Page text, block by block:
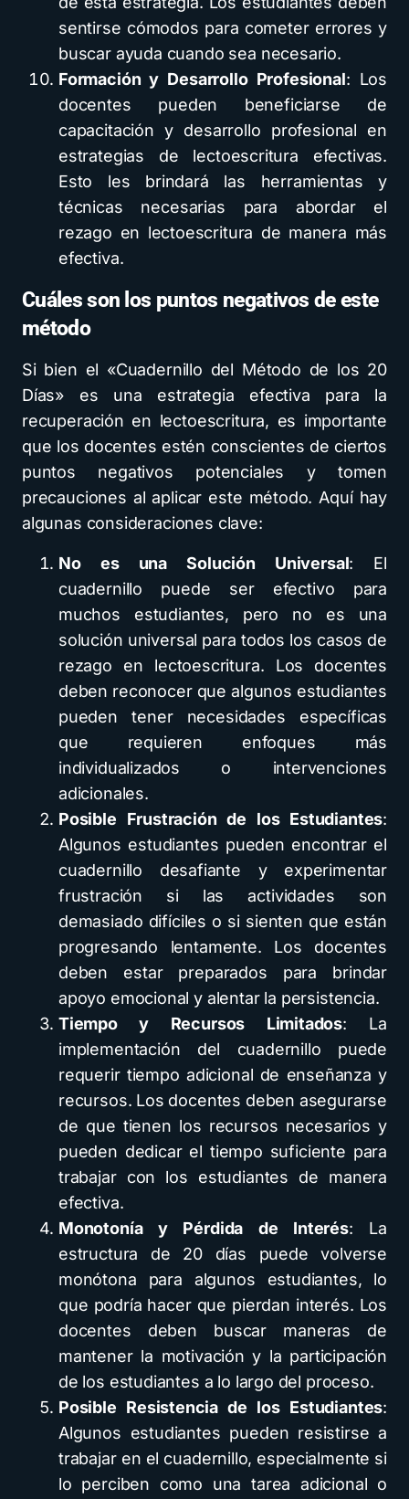
sentirse cómodos para cometer errores y
buscar ayuda cuando sea necesario.
Formación y Desarrollo Profesional: Los
docentes pueden beneficiarse de
capacitación y desarrollo profesional en
estrategias de lectoescritura efectivas.
Esto les brindará las herramientas y
técnicas necesarias para abordar el
rezago en lectoescritura de manera más
efectiva.
Cuáles son los puntos negativos de este
método
Si bien el «Cuadernillo del Método de los 20
Días» es una estrategia efectiva para la
recuperación en lectoescritura, es importante
que los docentes estén conscientes de ciertos
puntos negativos potenciales y tomen
precauciones al aplicar este método. Aquí hay
algunas consideraciones clave:
No es una Solución Universal: El
cuadernillo puede ser efectivo para
muchos estudiantes, pero no es una
solución universal para todos los casos de
rezago en lectoescritura. Los docentes
deben reconocer que algunos estudiantes
pueden tener necesidades específicas
que requieren enfoques más
individualizados o intervenciones
adicionales.
Posible Frustración de los Estudiantes:
Algunos estudiantes pueden encontrar el
cuadernillo desafiante y experimentar
frustración si las actividades son
demasiado difíciles o si sienten que están
progresando lentamente. Los docentes
deben estar preparados para brindar
apoyo emocional y alentar la persistencia.
Tiempo y Recursos Limitados: La
implementación del cuadernillo puede
requerir tiempo adicional de enseñanza y
recursos. Los docentes deben asegurarse
de que tienen los recursos necesarios y
pueden dedicar el tiempo suficiente para
trabajar con los estudiantes de manera
efectiva.
Monotonía y Pérdida de Interés: La
estructura de 20 días puede volverse
monótona para algunos estudiantes, lo
que podría hacer que pierdan interés. Los
docentes deben buscar maneras de
mantener la motivación y la participación
de los estudiantes a lo largo del proceso.
Posible Resistencia de los Estudiantes:
Algunos estudiantes pueden resistirse a
trabajar en el cuadernillo, especialmente si
lo perciben como una tarea adicional o